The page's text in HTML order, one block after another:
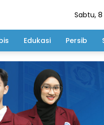
Sabtu,
Edukasi Persib